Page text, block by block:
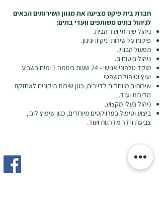
חברתבית פיקסמציעה את מגוון השירותים הבאים
לניהול בתים משותפים וועדי בתים:
ניהול שירותי ועד הבית.
פיקוח על שירותי ניקיון וגינון.
תפעול הבניין.
ניהול ביטוחים.
מוקד טלפוני אנושי - 24 שעות ביממה 7 ימים בשבוע.
יעוץ וטיפול משפטי.
שירותים מיוחדים לדיירים, כגון שירות תיקונים לאחזקת
הדירות ועוד.
ניהול בעלי מקצוע.
ביצוע וטיפול בפרויקטים מיוחדים, כגון שיפוץ לובי,
צביעת חדר מדרגות ועוד.
ועד בית | ניהול ואחזקת מבנים | חברת ניהול
ואחזקה | חברת ניהול נכסים | ניהול ועד בית